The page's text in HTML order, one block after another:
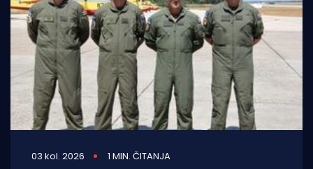
Turizam i nautika
Pomorstvo
Ribolov
Ekologija
Tradicija i kultura
03 kol. 2026 1 MIN. ČITANJA